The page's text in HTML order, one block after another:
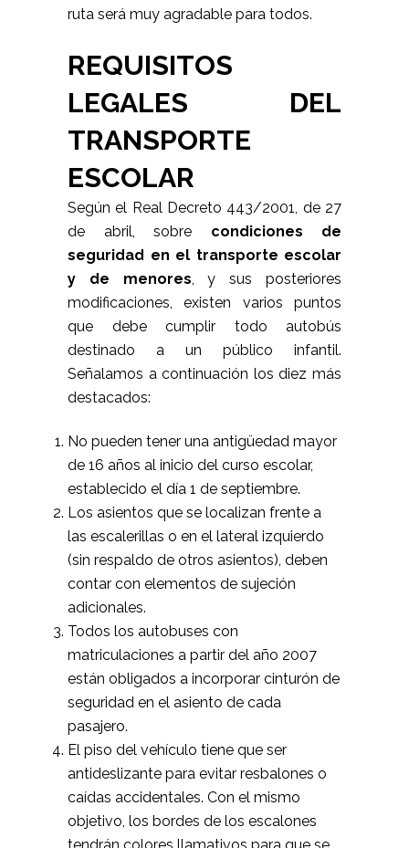
ruta será muy agradable para todos.
REQUISITOS
LEGALES DEL
TRANSPORTE
ESCOLAR
Según el Real Decreto 443/2001, de 27
de abril, sobre condiciones de
seguridad en el transporte escolar
y de menores , y sus posteriores
modificaciones, existen varios puntos
que debe cumplir todo autobús
destinado a un público infantil.
Señalamos a continuación los diez más
destacados:
No pueden tener una antigüedad mayor
de 16 años al inicio del curso escolar,
establecido el día 1 de septiembre.
Los asientos que se localizan frente a
las escalerillas o en el lateral izquierdo
(sin respaldo de otros asientos), deben
contar con elementos de sujeción
adicionales.
Todos los autobuses con
matriculaciones a partir del año 2007
están obligados a incorporar cinturón de
seguridad en el asiento de cada
pasajero.
El piso del vehículo tiene que ser
antideslizante para evitar resbalones o
caídas accidentales. Con el mismo
objetivo, los bordes de los escalones
tendrán colores llamativos para que se